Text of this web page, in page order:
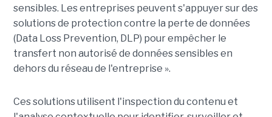
sensibles. Les entreprises peuvent s'appuyer sur des
solutions de protection contre la perte de données
(Data Loss Prevention, DLP) pour empêcher le
transfert non autorisé de données sensibles en
dehors du réseau de l'entreprise ».
Ces solutions utilisent l'inspection du contenu et